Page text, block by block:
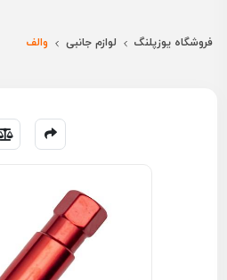
فروشگاه یوزپلنگ لوازم جانبی والف